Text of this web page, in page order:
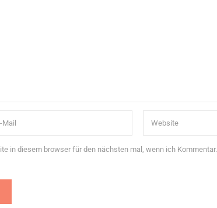
in diesem browser für den nächsten mal, wenn ich Kommentar.